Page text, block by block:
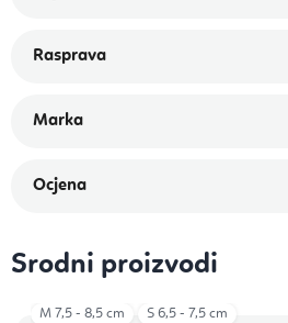
Ocjena
Srodni proizvodi
M 7,5 - 8,5 cm S 6,5 - 7,5 cm